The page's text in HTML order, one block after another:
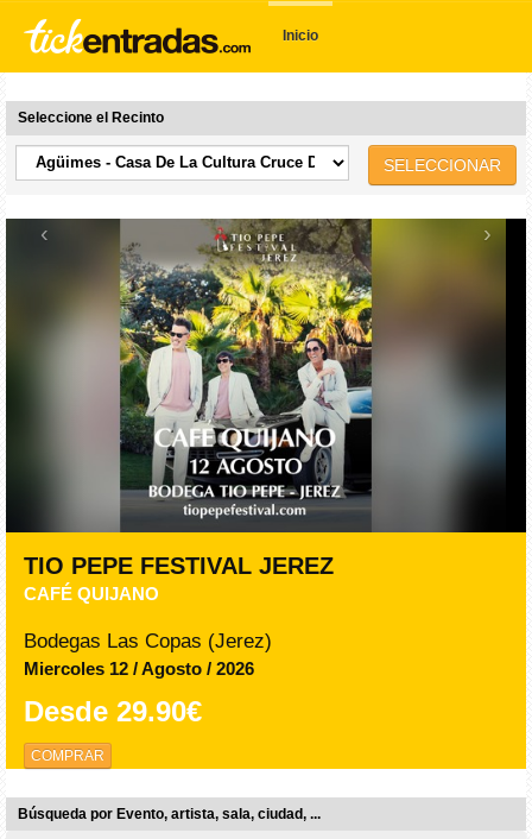
Inicio
Seleccione el Recinto
SELECCIONAR
‹ ›
TIO PEPE FESTIVAL JEREZ
CAFÉ QUIJANO
Bodegas Las Copas (Jerez)
Miercoles 12 / Agosto / 2026
Desde 29.90€
COMPRAR
Búsqueda por Evento, artista, sala, ciudad, ...